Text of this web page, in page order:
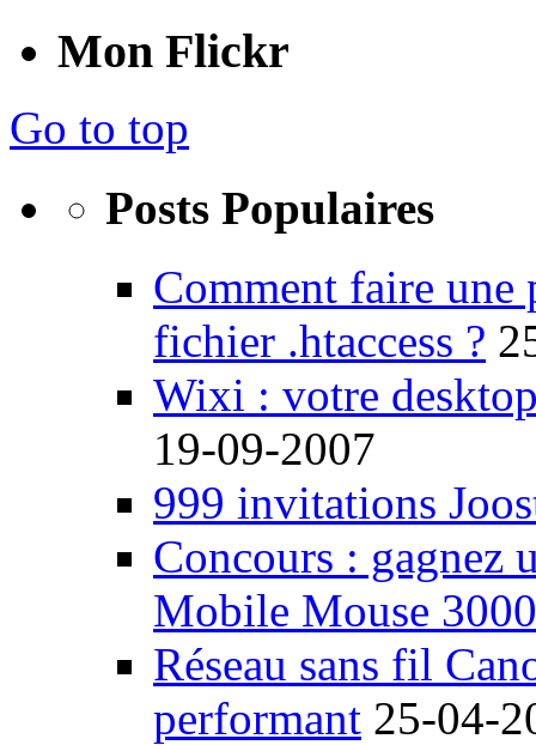
Mon Flickr
Go to top
Posts Populaires
Comment faire une
fichier .htaccess ?
Wixi : votre
19-09-2007
999 invitations
Concours : gagnez
Mobile Mouse 3000
Réseau sans fil
performant 25-04-